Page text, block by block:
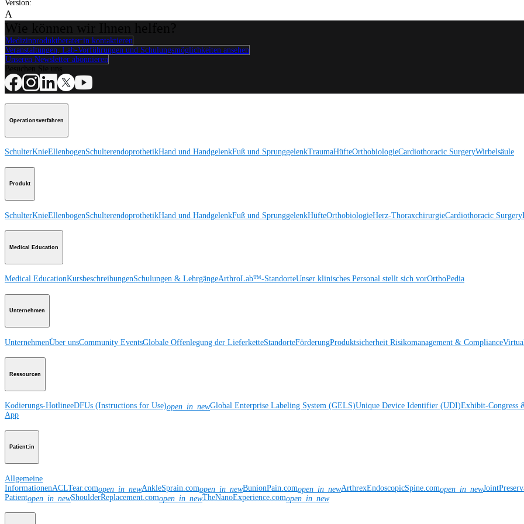
Version:
A
Medizinproduktberater:in kontaktieren
Veranstaltungen, Lab-Vorführungen und Schulungsmöglichkeiten ansehen
Unseren Newsletter abonnieren
Operationsverfahren
SchulterKnieEllenbogenSchulterendoprothetikHand und HandgelenkFuß und SprunggelenkTraumaHüfteOrthobiologieCardiothoracic SurgeryWirbelsäule
Produkt
SchulterKnieEllenbogenSchulterendoprothetikHand und HandgelenkFuß und SprunggelenkHüfteOrthobiologieHerz-ThoraxchirurgieCardiothoracic Surgery
Medical Education
Medical EducationKursbeschreibungenSchulungen & LehrgängeArthroLab™-StandorteUnser klinisches Personal stellt sich vorOrthoPedia
Unternehmen
UnternehmenÜber unsCommunity EventsGlobale Offenlegung der LieferketteStandorteFörderungProduktsicherheit Risikomanagement & Compliance
Ressourcen
Kodierungs-HotlineeDFUs (Instructions for Use)open_in_newGlobal Enterprise Labeling System (GELS)Unique Device Identifier (UDI)Exhibit-Congress
App
Patient:in
Allgemeine
InformationenACLTear.comopen_in_newAnkleSprain.comopen_in_newBunionPain.comopen_in_newArthrexEndoscopicSpine.comopen_in_new
Patientopen_in_newShoulderReplacement.comopen_in_newTheNanoExperience.comopen_in_new